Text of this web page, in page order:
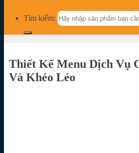
Tìm kiếm:
Thiết Kế Menu Dịch Vụ
Và Khéo Léo